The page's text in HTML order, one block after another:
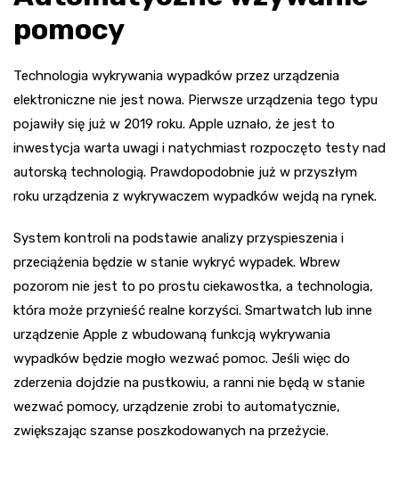
pomocy
Technologia wykrywania wypadków przez urządzenia
elektroniczne nie jest nowa. Pierwsze urządzenia tego typu
pojawiły się już w 2019 roku. Apple uznało, że jest to
inwestycja warta uwagi i natychmiast rozpoczęto testy nad
autorską technologią. Prawdopodobnie już w przyszłym
roku urządzenia z wykrywaczem wypadków wejdą na rynek.
System kontroli na podstawie analizy przyspieszenia i
przeciążenia będzie w stanie wykryć wypadek. Wbrew
pozorom nie jest to po prostu ciekawostka, a technologia,
która może przynieść realne korzyści. Smartwatch lub inne
urządzenie Apple z wbudowaną funkcją wykrywania
wypadków będzie mogło wezwać pomoc. Jeśli więc do
zderzenia dojdzie na pustkowiu, a ranni nie będą w stanie
wezwać pomocy, urządzenie zrobi to automatycznie,
zwiększając szanse poszkodowanych na przeżycie.